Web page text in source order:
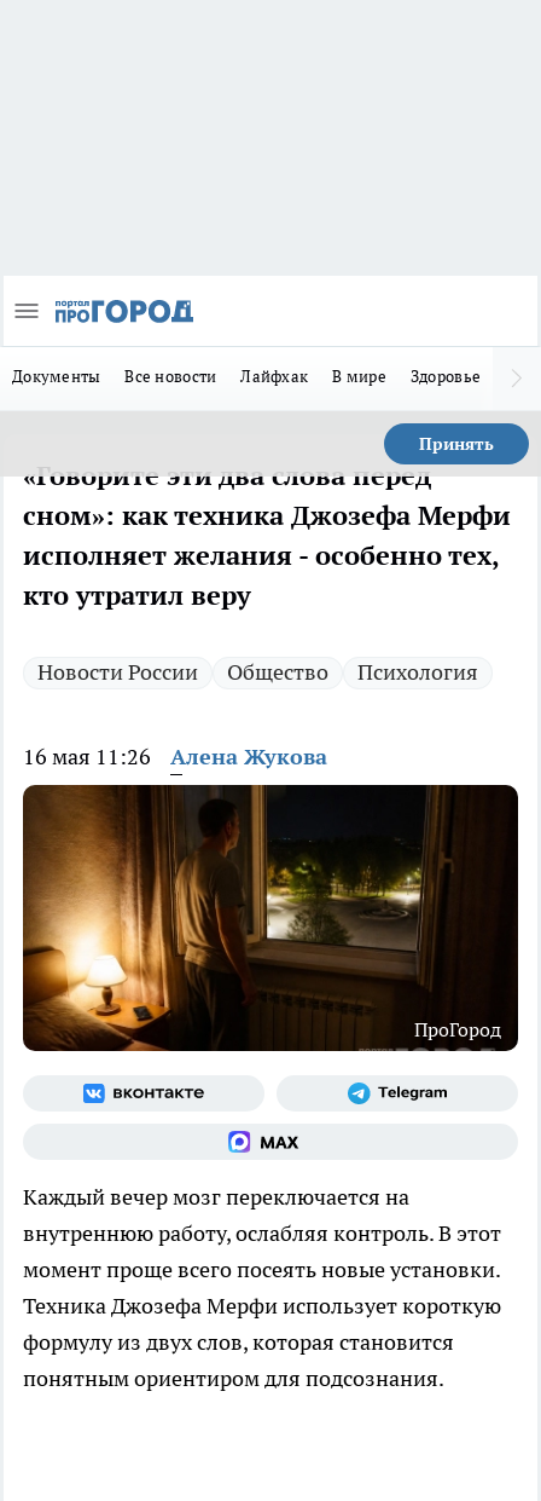
Документы Все новости Лайфхак В мире Здоровье
Принять
«Говорите эти два слова перед
сном»: как техника Джозефа Мерфи
исполняет желания - особенно тех,
кто утратил веру
Новости России Общество Психология
16 мая 11:26 Алена Жукова
ПроГород
Каждый вечер мозг переключается на
внутреннюю работу, ослабляя контроль. В этот
момент проще всего посеять новые установки.
Техника Джозефа Мерфи использует короткую
формулу из двух слов, которая становится
понятным ориентиром для подсознания.